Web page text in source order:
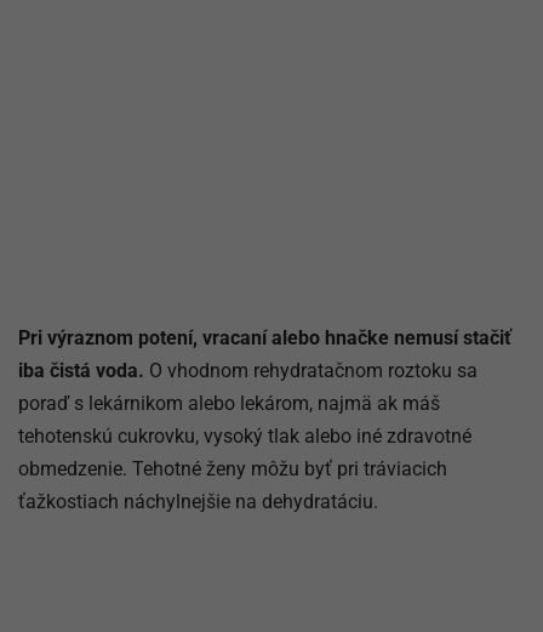
Pri výraznom potení, vracaní alebo hnačke nemusí stačiť
iba čistá voda. O vhodnom rehydratačnom roztoku sa
poraď s lekárnikom alebo lekárom, najmä ak máš
tehotenskú cukrovku, vysoký tlak alebo iné zdravotné
obmedzenie. Tehotné ženy môžu byť pri tráviacich
ťažkostiach náchylnejšie na dehydratáciu.